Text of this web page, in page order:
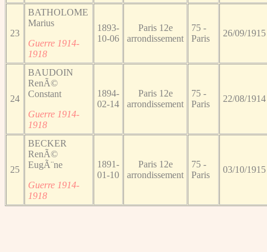
23
BATHOLOME
Marius
Guerre 1914-
1918
1893-
10-06
Paris 12e
arrondissement
75 -
Paris
26/09/1915
24
BAUDOIN
RenÃ©
Constant
Guerre 1914-
1918
1894-
02-14
Paris 12e
arrondissement
75 -
Paris
22/08/1914
25
BECKER
RenÃ©
EugÃ¨ne
Guerre 1914-
1918
1891-
01-10
Paris 12e
arrondissement
75 -
Paris
03/10/1915